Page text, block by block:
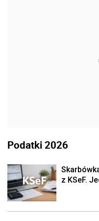
Podatki 2026
z KSeF.